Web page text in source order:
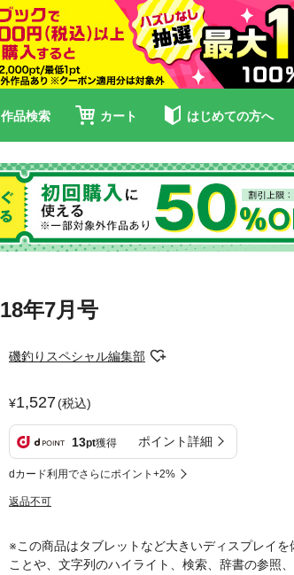
作品検索 カート はじめての方へ
年7月号
磯釣りスペシャル編集部
1,527(税込)
13pt獲得 ポイント詳細
dカード利用でさらにポイント+2%
返品不可
※この商品はタブレットなど大きいディスプレイ
ことや、文字列のハイライト、検索、辞書の参照